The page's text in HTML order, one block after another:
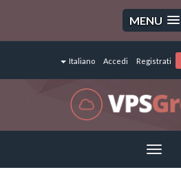
MENU
Italiano Accedi Registrati
Toggle
navigation